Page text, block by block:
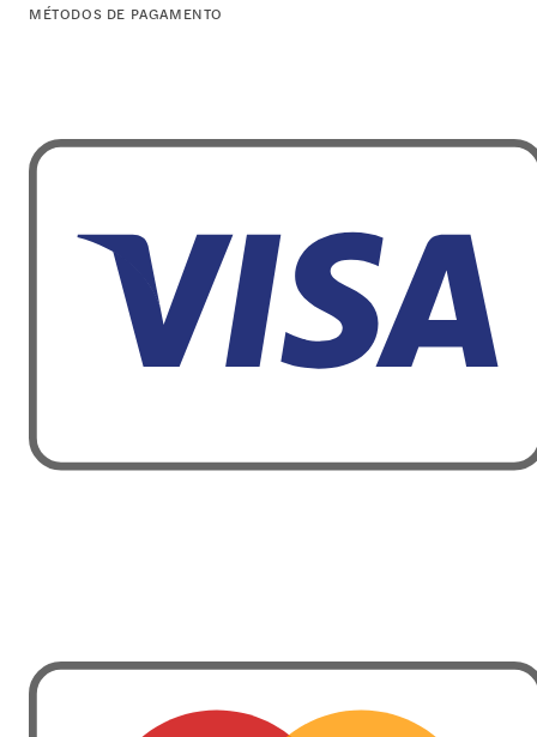
MÉTODOS DE PAGAMENTO